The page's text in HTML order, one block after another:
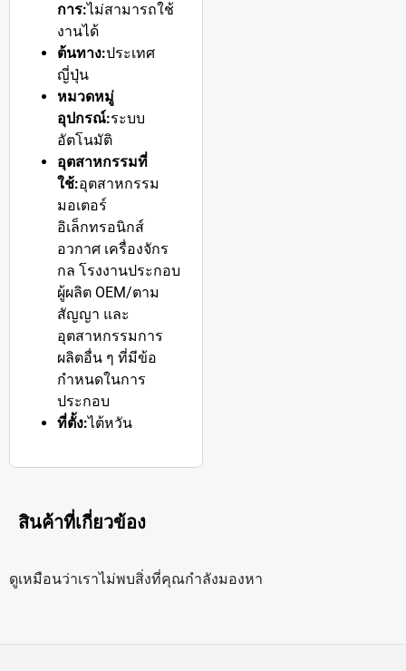
การ:ไม่สามารถใช้
งานได้
ต้นทาง:ประเทศ
ญี่ปุ่น
หมวดหมู่
อุปกรณ์:ระบบ
อัตโนมัติ
อุตสาหกรรมที่
ใช้:อุตสาหกรรม
มอเตอร์
อิเล็กทรอนิกส์
อวกาศ เครื่องจักร
กล โรงงานประกอบ
ผู้ผลิต OEM/ตาม
สัญญา และ
อุตสาหกรรมการ
ผลิตอื่น ๆ ที่มีข้อ
กำหนดในการ
ประกอบ
ที่ตั้ง:ไต้หวัน
สินค้าที่เกี่ยวข้อง
ดูเหมือนว่าเราไม่พบสิ่งที่คุณกำลังมองหา